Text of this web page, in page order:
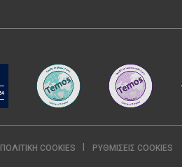
ΠΟΛΙΤΙΚΉ COOKIES ΡΥΘΜΊΣΕΙΣ COOKIES